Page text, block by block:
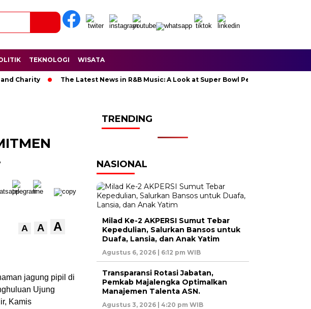
TEKNOLOGI WISATA
The Latest News in R&B Music: A Look at Super Bowl Performances, New
A A A
jagung pipil di
Ujung
Kamis
TRENDING
NASIONAL
Milad Ke-2 AKPERSI Sumut Tebar
Kepedulian, Salurkan Bansos untuk
Duafa, Lansia, dan Anak Yatim
Agustus 6, 2026 | 6:12 pm WIB
Transparansi Rotasi Jabatan,
Pemkab Majalengka Optimalkan
Manajemen Talenta ASN.
Agustus 3, 2026 | 4:20 pm WIB